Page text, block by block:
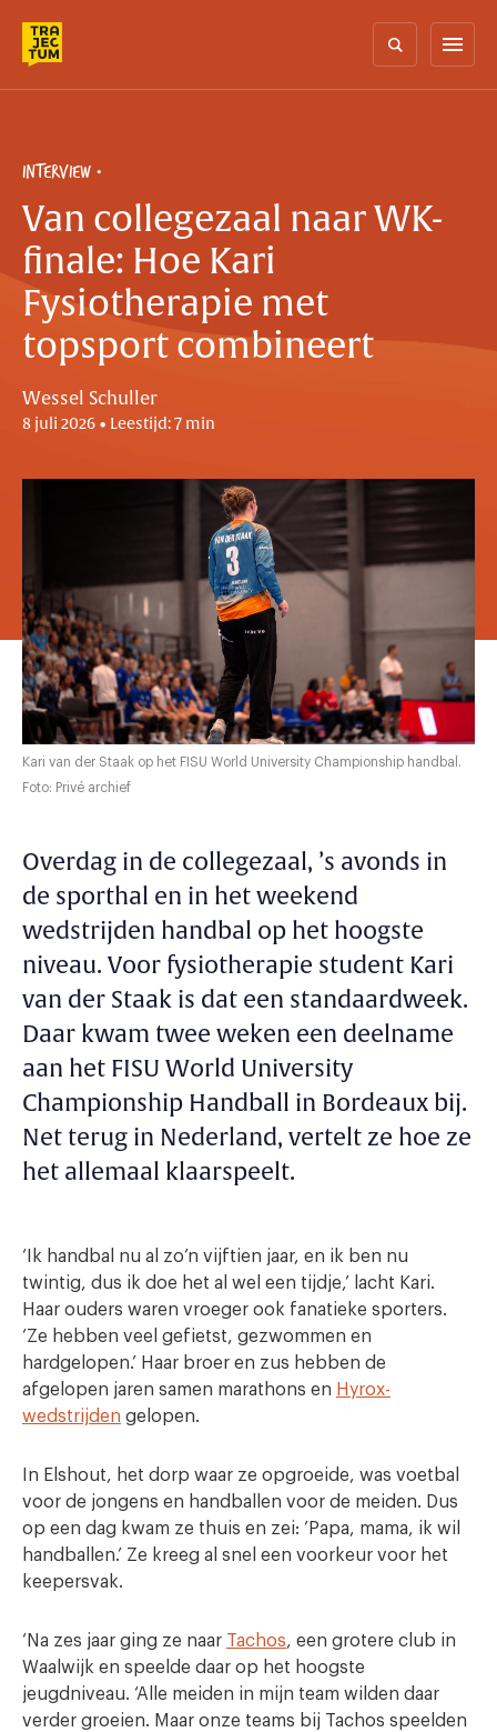
content
menu
INTERVIEW
Van collegezaal naar WK-
finale: Hoe Kari
Fysiotherapie met
topsport combineert
Wessel Schuller
8 juli 2026 • Leestijd: 7 min
Kari van der Staak op het FISU World University Championship handbal.
Foto: Privé archief
Overdag in de collegezaal, ’s avonds in
de sporthal en in het weekend
wedstrijden handbal op het hoogste
niveau. Voor fysiotherapie student Kari
van der Staak is dat een standaardweek.
Daar kwam twee weken een deelname
aan het FISU World University
Championship Handball in Bordeaux bij.
Net terug in Nederland, vertelt ze hoe ze
het allemaal klaarspeelt.
‘Ik handbal nu al zo’n vijftien jaar, en ik ben nu
twintig, dus ik doe het al wel een tijdje,’ lacht Kari.
Haar ouders waren vroeger ook fanatieke sporters.
‘Ze hebben veel gefietst, gezwommen en
hardgelopen.’ Haar broer en zus hebben de
afgelopen jaren samen marathons en Hyrox-
wedstrijden gelopen.
In Elshout, het dorp waar ze opgroeide, was voetbal
voor de jongens en handballen voor de meiden. Dus
op een dag kwam ze thuis en zei: ’Papa, mama, ik wil
handballen.’ Ze kreeg al snel een voorkeur voor het
keepersvak.
‘Na zes jaar ging ze naar Tachos, een grotere club in
Waalwijk en speelde daar op het hoogste
jeugdniveau. ‘Alle meiden in mijn team wilden daar
verder groeien. Maar onze teams bij Tachos speelden